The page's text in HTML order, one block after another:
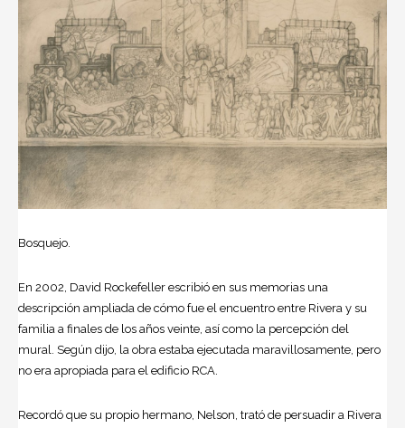
Bosquejo.
En 2002, David Rockefeller escribió en sus memorias una
descripción ampliada de cómo fue el encuentro entre Rivera y su
familia a finales de los años veinte, así como la percepción del
mural. Según dijo, la obra estaba ejecutada maravillosamente, pero
no era apropiada para el edificio RCA.
Recordó que su propio hermano, Nelson, trató de persuadir a Rivera